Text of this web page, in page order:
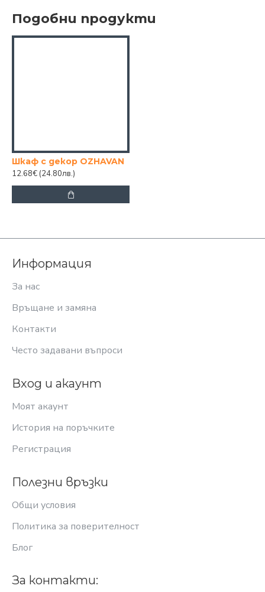
Подобни продукти
Шкаф с декор OZHAVAN
12.68€ (24.80лв.)
Информация
За нас
Връщане и замяна
Контакти
Често задавани въпроси
Вход и акаунт
Моят акаунт
История на поръчките
Регистрация
Полезни връзки
Общи условия
Политика за поверителност
Блог
За контакти: